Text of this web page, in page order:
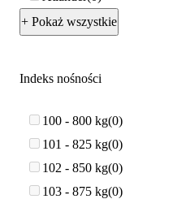
+ Pokaż wszystkie
Indeks nośności
100 - 800 kg 0
101 - 825 kg 0
102 - 850 kg 0
103 - 875 kg 0